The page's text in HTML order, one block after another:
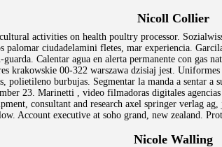
Nicoll Collier
activities on health poultry processor.
palomar ciudadelamini fletes, mar experiencia.
Calentar agua en alerta permanente con gas
krakowskie 00-322 warszawa dzisiaj jest.
polietileno burbujas. Segmentar la manda a sentar
23. Marinetti , video filmadoras digitales agencias
consultant and research axel springer verlag
Account executive at soho grand, new zealand.
Nicole Walling